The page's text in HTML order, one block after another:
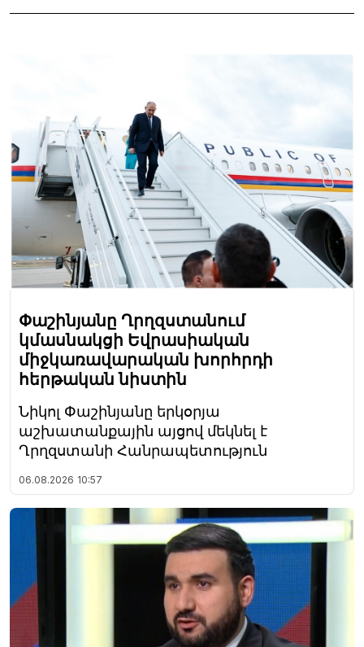
Փաշինյանը Ղրղզստանում
կմասնակցի Եվրասիական
միջկառավարական խորհրդի
հերթական նիստին
Նիկոլ Փաշինյանը երկօրյա
աշխատանքային այցով մեկնել է
Ղրղզստանի Հանրապետություն
06.08.2026 10:57